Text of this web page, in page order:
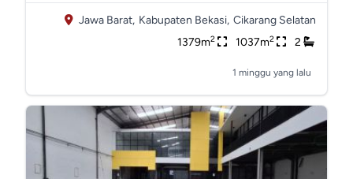
Jawa Barat, Kabupaten Bekasi, Cikarang Selatan
1379m2 1037m2 2
1 minggu yang lalu